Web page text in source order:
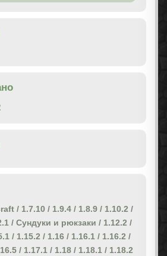
/ 1.7.10 / 1.9.4 / 1.8.9 / 1.10.2 /
/ Сундуки и рюкзаки / 1.12.2 /
/ 1.15.2 / 1.16 / 1.16.1 / 1.16.2 /
/ 1.17.1 / 1.18 / 1.18.1 / 1.18.2